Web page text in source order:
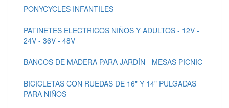
PONYCYCLES INFANTILES
PATINETES ELECTRICOS NIÑOS Y ADULTOS - 12V -
24V - 36V - 48V
BANCOS DE MADERA PARA JARDÍN - MESAS PICNIC
BICICLETAS CON RUEDAS DE 16" Y 14" PULGADAS
PARA NIÑOS